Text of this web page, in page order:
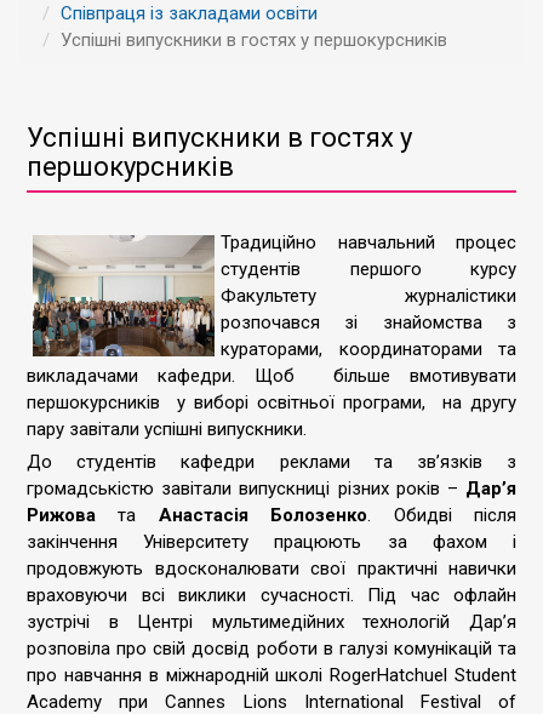
Співпраця із закладами освіти
Успішні випускники в гостях у першокурсників
Успішні випускники в гостях у
першокурсників
Традиційно навчальний процес
студентів першого курсу
Факультету журналістики
розпочався зі знайомства з
кураторами, координаторами та
викладачами кафедри. Щоб більше вмотивувати
першокурсників у виборі освітньої програми, на другу
пару завітали успішні випускники.
До студентів кафедри реклами та зв’язків з
громадськістю завітали випускниці різних років – Дарʼя
Рижова та Анастасія Болозенко. Обидві після
закінчення Університету працюють за фахом і
продовжують вдосконалювати свої практичні навички
враховуючи всі виклики сучасності. Під час офлайн
зустрічі в Центрі мультимедійних технологій Дарʼя
розповіла про свій досвід роботи в галузі комунікацій та
про навчання в міжнародній школі RogerHatchuel Student
Academy при Cannes Lions International Festival of